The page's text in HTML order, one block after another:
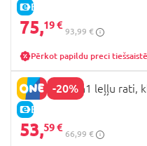
E-CENA
75,19 €
93,99 €
Pērkot papildu preci tiešsaistē
-20%
E-CENA
509 Crew 2in1 leļļu rati,
53,59 €
66,99 €